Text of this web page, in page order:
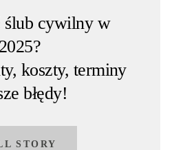
ślub cywilny w
koszty, terminy
błędy!
STORY